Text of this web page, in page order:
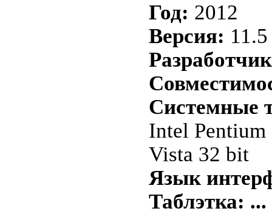
Год: 2012
Версия: 11.5
Системные
Intel
Vista 32 bit
Язык
Таблэтка: ...